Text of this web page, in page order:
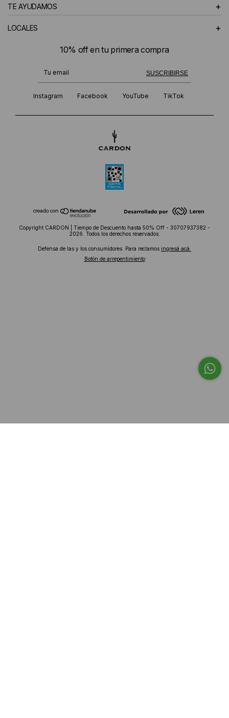
TE AYUDAMOS +
LOCALES +
10% off en tu primera compra
SUSCRIBIRSE
¡Te suscribiste exitosamente!
Instagram Facebook YouTube TikTok
Copyright CARDON | Tiempo de Descuento hasta 50% Off - 30707937382 -
2026. Todos los derechos reservados.
Defensa de las y los consumidores. Para reclamos ingresá acá.
Botón de arrepentimiento